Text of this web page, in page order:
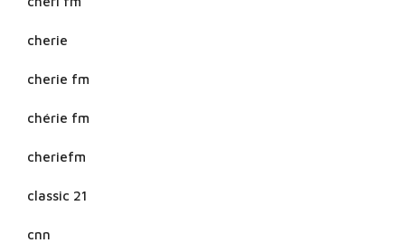
cherie
cherie fm
chérie fm
cheriefm
classic 21
cnn